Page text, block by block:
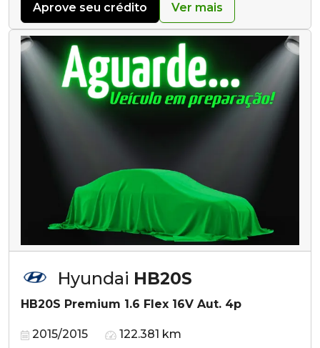
Aprove seu crédito Ver mais
Hyundai HB20S
HB20S Premium 1.6 Flex 16V Aut. 4p
2015/2015 122.381 km